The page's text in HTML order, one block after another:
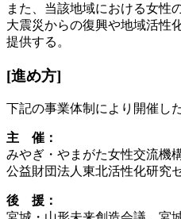
また、当該地域における女性
大震災からの復興や地域活性
提供する。
[進め方]
下記の事業体制により開催した
主 催：
みやぎ・やまがた女性交流機
公益財団法人東北活性化研究
後 援：